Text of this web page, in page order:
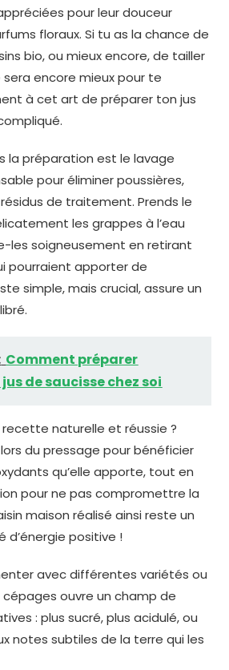
pour leur douceur
floraux. Si tu as la chance de
bio, ou mieux encore, de tailler
encore mieux pour te
à cet art de préparer ton jus
la préparation est le lavage
pour éliminer poussières,
de traitement. Prends le
les grappes à l’eau
les soigneusement en retirant
pourraient apporter de
simple, mais crucial, assure un
Comment préparer
de saucisse chez soi
naturelle et réussie ?
du pressage pour bénéficier
qu’elle apporte, tout en
pour ne pas compromettre la
maison réalisé ainsi reste un
positive !
avec différentes variétés ou
ouvre un champ de
: plus sucré, plus acidulé, ou
notes subtiles de la terre qui les